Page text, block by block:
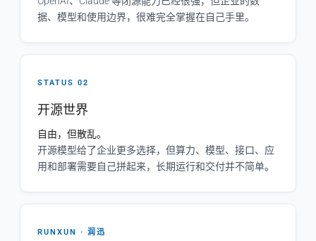
据、模型和使用边界，很难完全掌握在自己手里。
STATUS 02
开源世界
自由，但散乱。
开源模型给了企业更多选择，但算力、模型、接口、应
用和部署需要自己拼起来，长期运行和交付并不简单。
RUNXUN · 润迅